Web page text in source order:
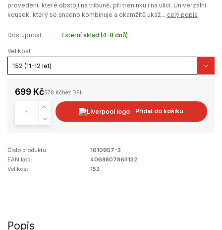
provedení, které obstojí na tribuně, při tréninku i na ulici. Univerzální
kousek, který se snadno kombinuje a okamžitě ukáž... celý popis
Dostupnost Externí sklad (4-8 dnů)
Velikost
699 Kč578 Kčbez DPH
Přidat do košíku
Číslo produktu:
1610957-3
EAN kód:
4068807863132
Velikost:
152
Popis